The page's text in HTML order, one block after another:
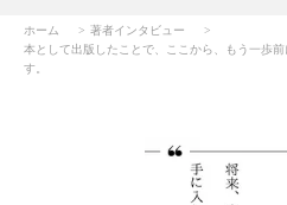
ホーム
著者インタビュー
本として出版したことで、ここから、もう一歩
す。